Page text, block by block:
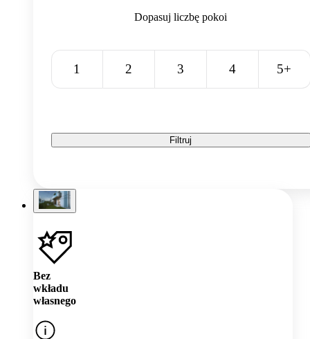
Dopasuj liczbę pokoi
1 2 3 4 5+
Filtruj
Bez
wkładu
własnego